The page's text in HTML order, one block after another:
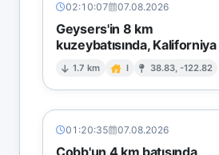
02:10:07 07.08.2026
Geysers'in 8 km
kuzeybatısında, Kaliforniya
1.7 km I 38.83, -122.82
01:20:35 07.08.2026
Cobb'un 4 km batısında,